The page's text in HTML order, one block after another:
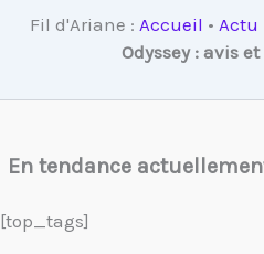
Fil d'Ariane : Accueil • Actu
Odyssey : avis
En tendance
[top_tags]